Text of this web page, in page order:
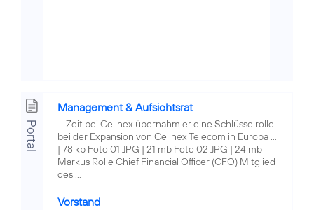
Portal
Management & Aufsichtsrat
... Zeit bei Cellnex übernahm er eine Schlüsselrolle
bei der Expansion von Cellnex Telecom in Europa ...
| 78 kb Foto 01 JPG | 21 mb Foto 02 JPG | 24 mb
Markus Rolle Chief Financial Officer (CFO) Mitglied
des ...
Vorstand